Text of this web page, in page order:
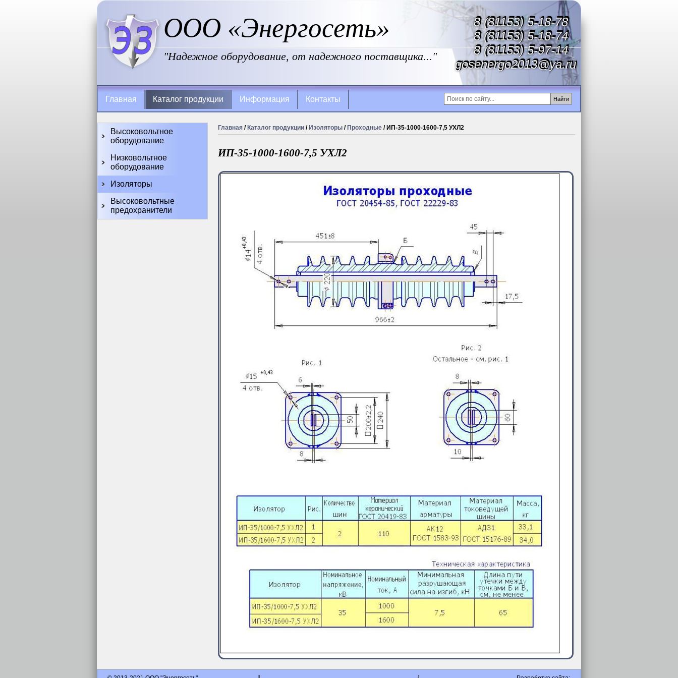
ООО «Энергосеть»
"Надежное оборудование, от надежного поставщика..."
8 (81153) 5-18-78
8 (81153) 5-18-74
8 (81153) 5-97-14
gosenergo2013@ya.ru
Главная Каталог продукции Информация Контакты
Главная / Каталог продукции / Изоляторы / Проходные / ИП-35-1000-1600-7,5 УХЛ2
ИП-35-1000-1600-7,5 УХЛ2
Высоковольтное
оборудование
Низковольтное
оборудование
Изоляторы
Высоковольтные
предохранители